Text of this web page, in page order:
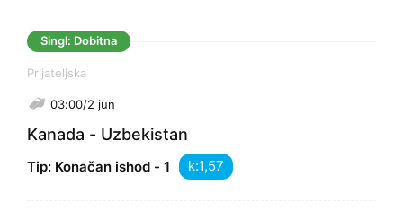
Singl: Dobitna
Prijateljska
03:00/2 jun
Kanada - Uzbekistan
Tip: Konačan ishod - 1 k: